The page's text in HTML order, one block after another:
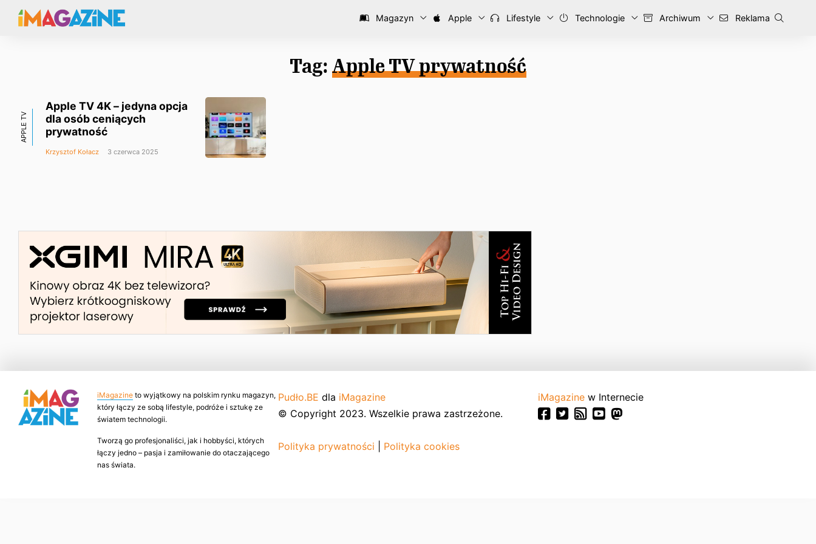
Magazyn Apple Lifestyle Technologie Archiwum Reklama
Tag: Apple TV prywatność
APPLE TV
Apple TV 4K – jedyna opcja
dla osób ceniących
prywatność
Krzysztof Kołacz 3 czerwca 2025
iMagazine to wyjątkowy na polskim rynku magazyn,
który łączy ze sobą lifestyle, podróże i sztukę ze
światem technologii.
Tworzą go profesjonaliści, jak i hobbyści, których
łączy jedno – pasja i zamiłowanie do otaczającego
nas świata.
Pudło.BE dla iMagazine
© Copyright 2023. Wszelkie prawa zastrzeżone.
Polityka prywatności Polityka cookies
iMagazine w Internecie